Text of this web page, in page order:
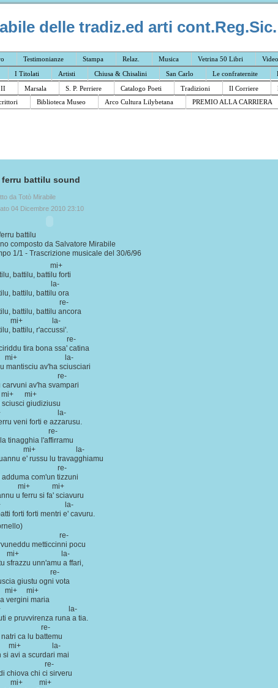
delle tradiz.ed arti cont.Reg.Sic.
Testimonianze Stampa Relaz. Musica Vetrina 50 Libri Video
I Titolati Artisti Chiusa & Chisalini San Carlo Le confraternite
II
Marsala S. P. Perriere Catalogo Poeti Tradizioni Il Corriere
Biblioteca Museo Arco Cultura Lilybetana PREMIO ALLA CARRIERA
ferru battilu sound
da Totò Mirabile
04 Dicembre 2010 23:10
battilu
composto da Salvatore Mirabile
1/1 - Trascrizione musicale del 30/6/96
mi+
battilu, battilu forti
battilu, battilu ora
re-
battilu, battilu ancora
la-
battilu, r'accussi'.
re-
tira bona ssa' catina
la-
mantisciu av'ha sciusciari
re-
carvuni av'ha svampari
mi+
sciusci giudiziusu
la-
veni forti e azzarusu.
re-
tinagghia l'affirramu
la-
e' russu lu travagghiamu
re-
adduma com'un tizzuni
mi+
u ferru si fa' sciavuru
la-
forti forti mentri e' cavuru.
re-
metticcinni pocu
la-
sfrazzu unn'amu a ffari,
re-
giustu ogni vota
mi+
vergini maria
la-
e pruvvirenza runa a tia.
re-
natri ca lu battemu
la-
si avi a scurdari mai
re-
chiova chi ci sirveru
mi+